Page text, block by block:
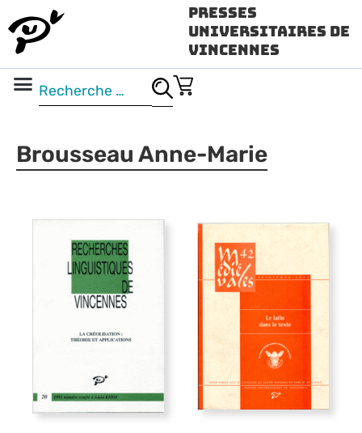
Presses
Universitaires de
Vincennes
Brousseau Anne-Marie